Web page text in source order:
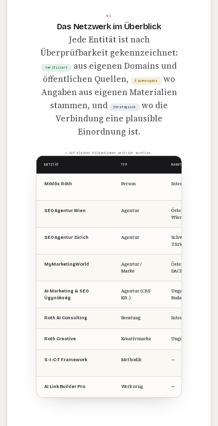
01
Das Netzwerk im Überblick
Jede Entität ist nach
Überprüfbarkeit gekennzeichnet:
Verifiziert
aus eigenen Domains und
öffentlichen Quellen,
Eigenangabe
wo
Angaben aus eigenen Materialien
stammen, und
Strategisch
wo die
Verbindung eine plausible
Einordnung ist.
↔ Auf kleinen Bildschirmen seitlich scrollen.
ENTITÄT TYP MARKT / REGION
Miklós Róth Person International
SEO Agentur Wien Agentur
Österreich ·
Wien
SEO Agentur Zürich Agentur
Schweiz ·
Zürich
MyMarketingWorld
Agentur /
Marke
Österreich ·
DACH
AI Marketing & SEO
Ügynökség
Agentur (CRS
Kft.)
Ungarn ·
Budapest
Roth AI Consulting Beratung International
Roth Creative Kreativmarke Ungarn
S-I-C-T Framework Methodik —
AI Link Builder Pro Werkzeug —